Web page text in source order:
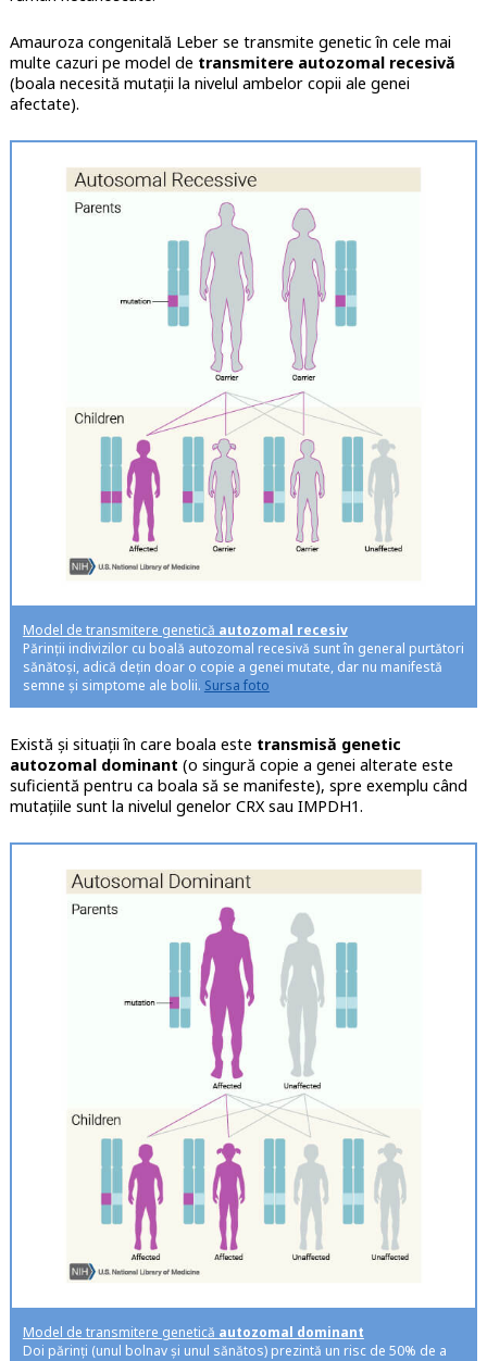
Amauroza congenitală Leber se transmite genetic în cele mai
multe cazuri pe model de transmitere autozomal recesivă
(boala necesită mutații la nivelul ambelor copii ale genei
afectate).
Model de transmitere genetică autozomal recesiv
Părinții indivizilor cu boală autozomal recesivă sunt în general purtători
sănătoși, adică dețin doar o copie a genei mutate, dar nu manifestă
semne și simptome ale bolii. Sursa foto
Există și situații în care boala este transmisă genetic
autozomal dominant (o singură copie a genei alterate este
suficientă pentru ca boala să se manifeste), spre exemplu când
mutațiile sunt la nivelul genelor CRX sau IMPDH1.
Model de transmitere genetică autozomal dominant
Doi părinți (unul bolnav și unul sănătos) prezintă un risc de 50% de a